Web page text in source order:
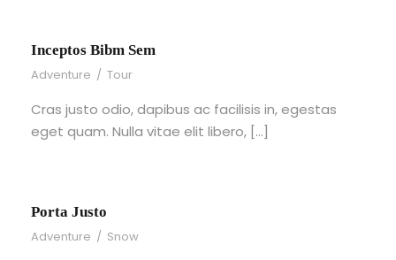
Inceptos Bibm Sem
Adventure / Tour
Cras justo odio, dapibus ac facilisis in, egestas
eget quam. Nulla vitae elit libero, […]
Porta Justo
Adventure / Snow